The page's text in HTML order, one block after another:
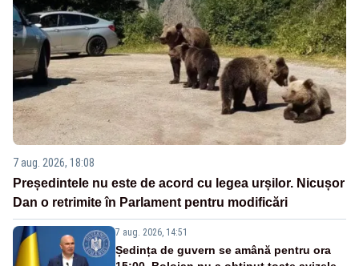
7 aug. 2026, 18:08
Președintele nu este de acord cu legea urșilor. Nicușor
Dan o retrimite în Parlament pentru modificări
7 aug. 2026, 14:51
Ședința de guvern se amână pentru ora